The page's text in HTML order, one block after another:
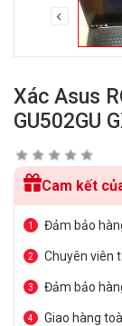
Xác Asus
GU502GU
Cam kết
1 Đảm bảo
2 Chuyên viên
3 Đảm bảo
4 Giao hàng